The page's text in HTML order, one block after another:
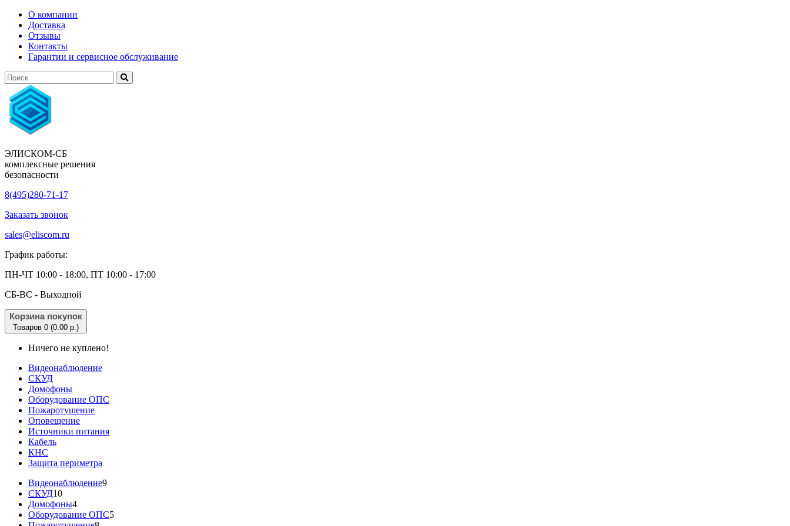
О компании
Доставка
Отзывы
Контакты
Гарантии и сервисное обслуживание
ЭЛИСКОМ-СБ
комплексные решения
безопасности
8(495)280-71-17
Заказать звонок
sales@eliscom.ru
График работы:
ПН-ЧТ 10:00 - 18:00, ПТ 10:00 - 17:00
CБ-ВС - Выходной
Корзина покупок
Товаров 0 (0.00 р.)
Ничего не куплено!
Видеонаблюдение
СКУД
Домофоны
Оборудование ОПС
Пожаротушение
Оповещение
Источники питания
Кабель
КНС
Защита периметра
Видеонаблюдение9
СКУД10
Домофоны4
Оборудование ОПС5